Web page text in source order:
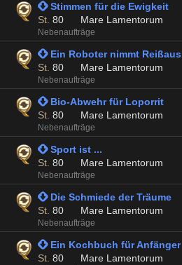
 Stimmen für die Ewigkeit
St. 80 Mare Lamentorum
Nebenaufträge
 Ein Roboter nimmt Reißaus
St. 80 Mare Lamentorum
Nebenaufträge
 Bio-Abwehr für Loporrit
St. 80 Mare Lamentorum
Nebenaufträge
 Sport ist ...
St. 80 Mare Lamentorum
Nebenaufträge
 Die Schmiede der Träume
St. 80 Mare Lamentorum
Nebenaufträge
 Ein Kochbuch für Anfänger
St. 80 Mare Lamentorum